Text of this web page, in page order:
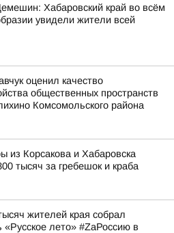
Хабаровский край во всём
увидели жители всей
оценил качество
общественных пространств
Комсомольского района
из Корсакова и Хабаровска
тысяч за гребешок и краба
жителей края собрал
«Русское лето» #ZaРоссию в